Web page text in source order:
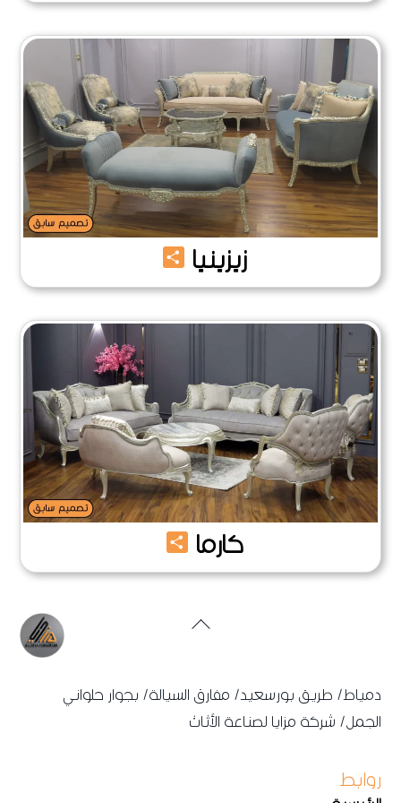
زيزينيا Share
كارما Share
Back
دمياط/ طريق بورسعيد/ مفارق السيالة/ بجوار حلواني
الجمل/ شركة مزايا لصناعة الأثاث
روابط